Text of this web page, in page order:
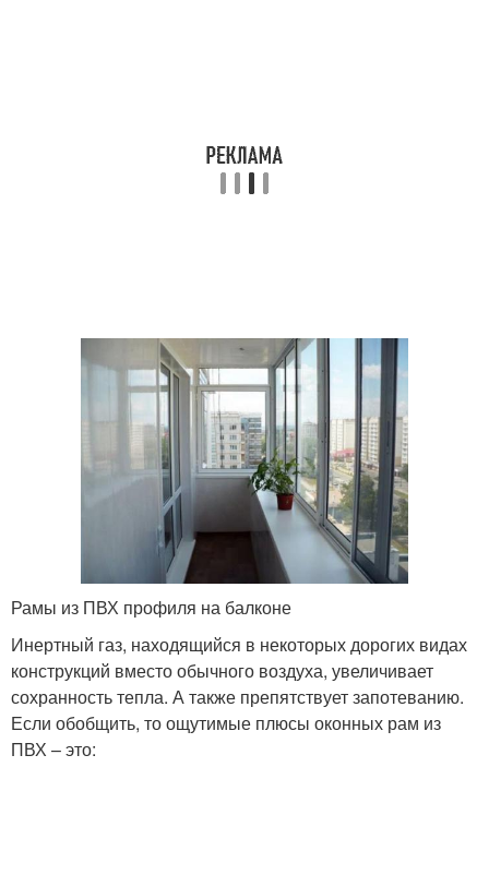
Рамы из ПВХ профиля на балконе
Инертный газ, находящийся в некоторых дорогих видах
конструкций вместо обычного воздуха, увеличивает
сохранность тепла. А также препятствует запотеванию.
Если обобщить, то ощутимые плюсы оконных рам из
ПВХ – это: